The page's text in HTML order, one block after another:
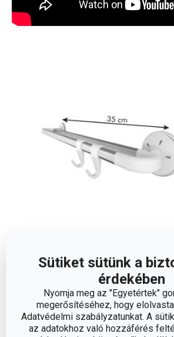
Sütiket sütünk a
érdekében
Nyomja meg az "Egyetértek"
megerősítéséhez, hogy
Adatvédelmi szabályzatunkat. A
az adatokhoz való hozzáférés
Méretek
A TERMÉK HOSSZA (CM)
Egyéb paraméterek